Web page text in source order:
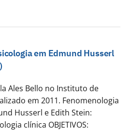
em Edmund Husserl
Ales Bello no Instituto de
em 2011. Fenomenologia
Husserl e Edith Stein:
clínica OBJETIVOS: